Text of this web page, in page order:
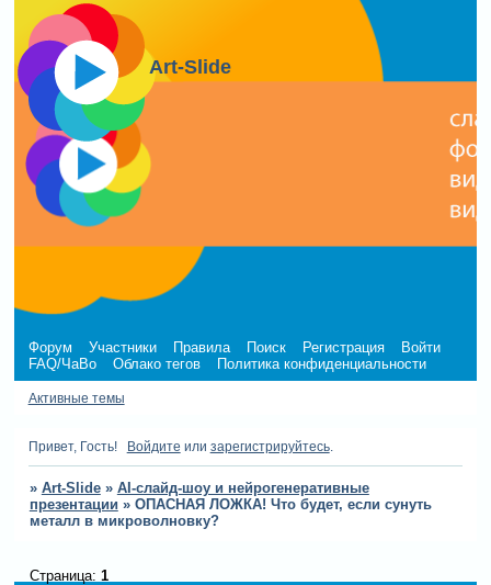
Art-Slide
Форум Участники Правила Поиск Регистрация
Войти
FAQ/ЧаВо
Облако тегов Политика конфиденциальности
Активные темы
Привет, Гость! Войдите или зарегистрируйтесь.
» Art-Slide » AI-слайд-шоу и нейрогенеративные
презентации » ОПАСНАЯ ЛОЖКА! Что будет, если сунуть
металл в микроволновку?
Страница: 1